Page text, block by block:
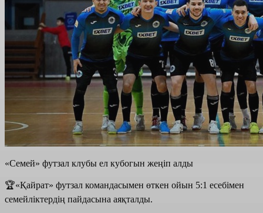
«Семей» футзал клубы ел кубогын жеңіп алды
🏆«Қайрат» футзал командасымен өткен ойын 5:1 есебімен
семейліктердің пайдасына аяқталды.